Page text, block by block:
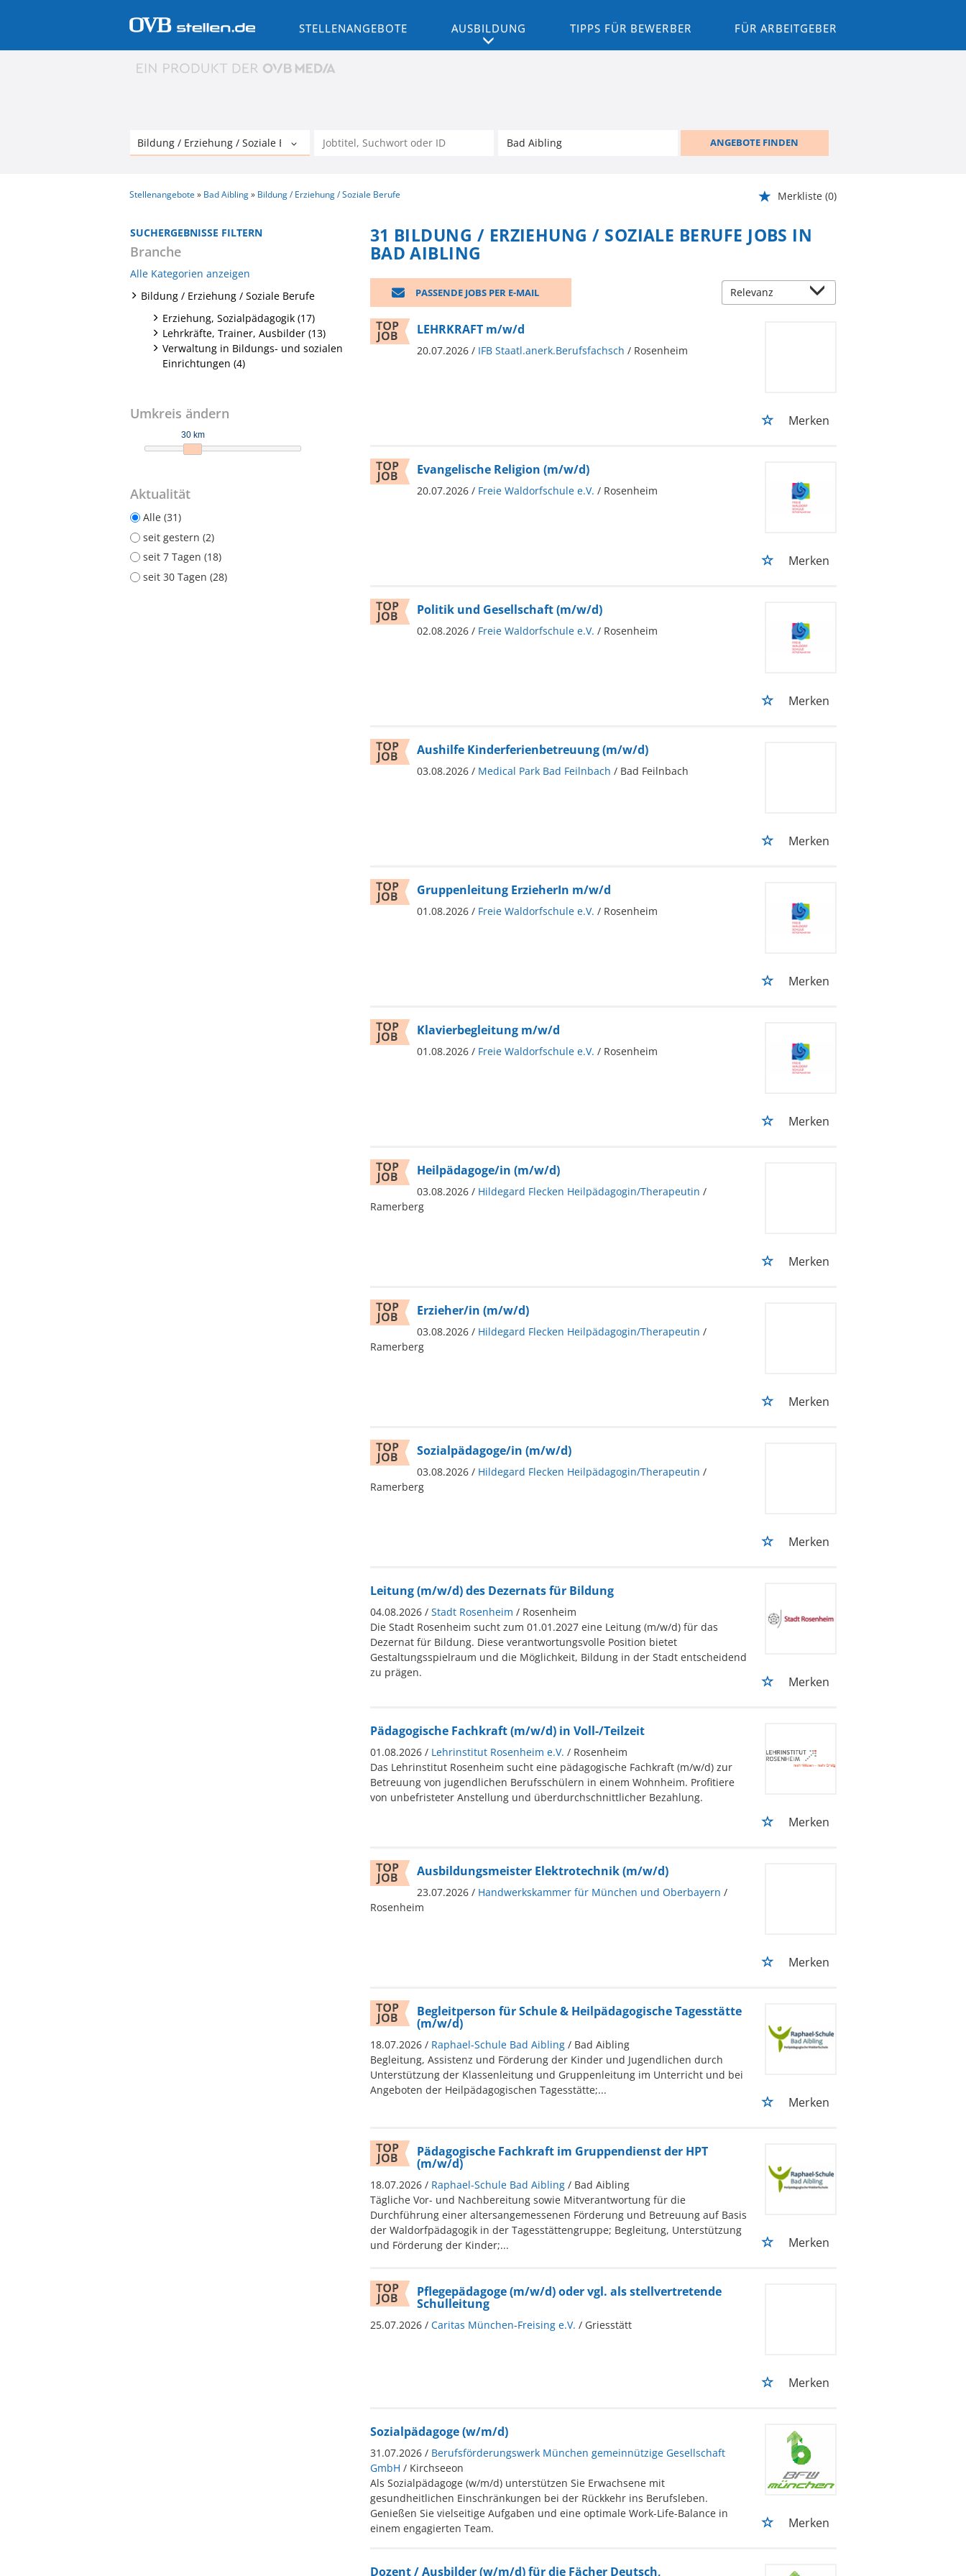
STELLENANGEBOTE AUSBILDUNG TIPPS FÜR BEWERBER FÜR ARBEITGEBER
ANGEBOTE FINDEN
Stellenangebote Bad Aibling Bildung / Erziehung / Soziale Berufe Merkliste (0)
SUCHERGEBNISSE FILTERN
Branche
Alle Kategorien anzeigen
Bildung / Erziehung / Soziale Berufe
Erziehung, Sozialpädagogik (17)
Lehrkräfte, Trainer, Ausbilder (13)
Verwaltung in Bildungs- und sozialen
Einrichtungen (4)
Umkreis ändern
30 km
Aktualität
Alle (31)
seit gestern (2)
seit 7 Tagen (18)
seit 30 Tagen (28)
31 BILDUNG / ERZIEHUNG / SOZIALE BERUFE JOBS IN
BAD AIBLING
PASSENDE JOBS PER E-MAIL
LEHRKRAFT m/w/d
20.07.2026 / IFB Staatl.anerk.Berufsfachsch / Rosenheim
Merken
Evangelische Religion (m/w/d)
20.07.2026 / Freie Waldorfschule e.V. / Rosenheim
Merken
Politik und Gesellschaft (m/w/d)
02.08.2026 / Freie Waldorfschule e.V. / Rosenheim
Merken
Aushilfe Kinderferienbetreuung (m/w/d)
03.08.2026 / Medical Park Bad Feilnbach / Bad Feilnbach
Merken
Gruppenleitung ErzieherIn m/w/d
01.08.2026 / Freie Waldorfschule e.V. / Rosenheim
Merken
Klavierbegleitung m/w/d
01.08.2026 / Freie Waldorfschule e.V. / Rosenheim
Merken
Heilpädagoge/in (m/w/d)
03.08.2026 / Hildegard Flecken Heilpädagogin/Therapeutin /
Ramerberg
Merken
Erzieher/in (m/w/d)
03.08.2026 / Hildegard Flecken Heilpädagogin/Therapeutin /
Ramerberg
Merken
Sozialpädagoge/in (m/w/d)
03.08.2026 / Hildegard Flecken Heilpädagogin/Therapeutin /
Ramerberg
Merken
Leitung (m/w/d) des Dezernats für Bildung
04.08.2026 / Stadt Rosenheim / Rosenheim
Die Stadt Rosenheim sucht zum 01.01.2027 eine Leitung (m/w/d) für das
Dezernat für Bildung. Diese verantwortungsvolle Position bietet
Gestaltungsspielraum und die Möglichkeit, Bildung in der Stadt entscheidend
zu prägen.
Merken
Pädagogische Fachkraft (m/w/d) in Voll-/Teilzeit
01.08.2026 / Lehrinstitut Rosenheim e.V. / Rosenheim
Das Lehrinstitut Rosenheim sucht eine pädagogische Fachkraft (m/w/d) zur
Betreuung von jugendlichen Berufsschülern in einem Wohnheim. Profitiere
von unbefristeter Anstellung und überdurchschnittlicher Bezahlung.
Merken
Ausbildungsmeister Elektrotechnik (m/w/d)
23.07.2026 / Handwerkskammer für München und Oberbayern /
Rosenheim
Merken
Begleitperson für Schule & Heilpädagogische Tagesstätte
(m/w/d)
18.07.2026 / Raphael-Schule Bad Aibling / Bad Aibling
Begleitung, Assistenz und Förderung der Kinder und Jugendlichen durch
Unterstützung der Klassenleitung und Gruppenleitung im Unterricht und bei
Angeboten der Heilpädagogischen Tagesstätte;...
Merken
Pädagogische Fachkraft im Gruppendienst der HPT
(m/w/d)
18.07.2026 / Raphael-Schule Bad Aibling / Bad Aibling
Tägliche Vor- und Nachbereitung sowie Mitverantwortung für die
Durchführung einer altersangemessenen Förderung und Betreuung auf Basis
der Waldorfpädagogik in der Tagesstättengruppe; Begleitung, Unterstützung
und Förderung der Kinder;...
Merken
Pflegepädagoge (m/w/d) oder vgl. als stellvertretende
Schulleitung
25.07.2026 / Caritas München-Freising e.V. / Griesstätt
Merken
Sozialpädagoge (w/m/d)
31.07.2026 / Berufsförderungswerk München gemeinnützige Gesellschaft
GmbH / Kirchseeon
Als Sozialpädagoge (w/m/d) unterstützen Sie Erwachsene mit
gesundheitlichen Einschränkungen bei der Rückkehr ins Berufsleben.
Genießen Sie vielseitige Aufgaben und eine optimale Work-Life-Balance in
einem engagierten Team.
Merken
Dozent / Ausbilder (w/m/d) für die Fächer Deutsch,